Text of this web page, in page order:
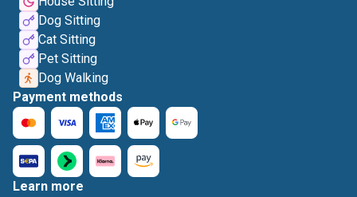
Dog Sitting
Cat Sitting
Pet Sitting
Dog Walking
Payment methods
Learn more